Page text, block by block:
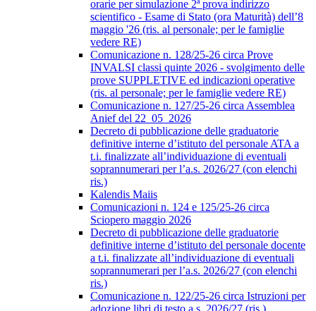
orarie per simulazione 2ª prova indirizzo
scientifico - Esame di Stato (ora Maturità) dell’8
maggio '26 (ris. al personale; per le famiglie
vedere RE)
Comunicazione n. 128/25-26 circa Prove
INVALSI classi quinte 2026 - svolgimento delle
prove SUPPLETIVE ed indicazioni operative
(ris. al personale; per le famiglie vedere RE)
Comunicazione n. 127/25-26 circa Assemblea
Anief del 22_05_2026
Decreto di pubblicazione delle graduatorie
definitive interne d’istituto del personale ATA a
t.i. finalizzate all’individuazione di eventuali
soprannumerari per l’a.s. 2026/27 (con elenchi
ris.)
Kalendis Maiis
Comunicazioni n. 124 e 125/25-26 circa
Sciopero maggio 2026
Decreto di pubblicazione delle graduatorie
definitive interne d’istituto del personale docente
a t.i. finalizzate all’individuazione di eventuali
soprannumerari per l’a.s. 2026/27 (con elenchi
ris.)
Comunicazione n. 122/25-26 circa Istruzioni per